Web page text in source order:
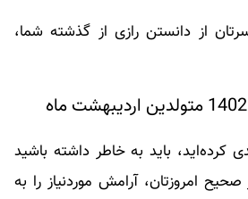
از دانستن رازی از گذشته شما،
کرده‌اید، باید به خاطر داشته باشید
امروزتان، آرامش موردنیاز را به